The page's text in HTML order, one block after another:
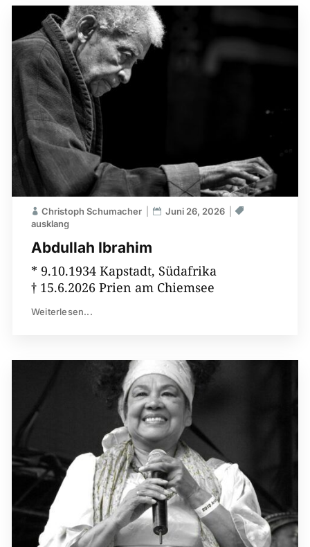
Abdullah Ibrahim
Christoph Schumacher
Juni 26, 2026
ausklang
* 9.10.1934 Kapstadt, Südafrika
† 15.6.2026 Prien am Chiemsee
Weiterlesen...